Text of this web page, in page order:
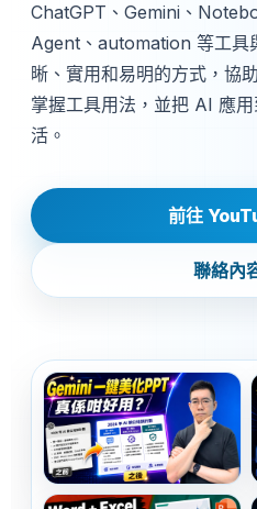
ChatGPT、Gemini、
Agent、automation 等工具
晰、實用和易明的方式，協
掌握工具用法，並把 AI 應
活。
前往
聯絡內